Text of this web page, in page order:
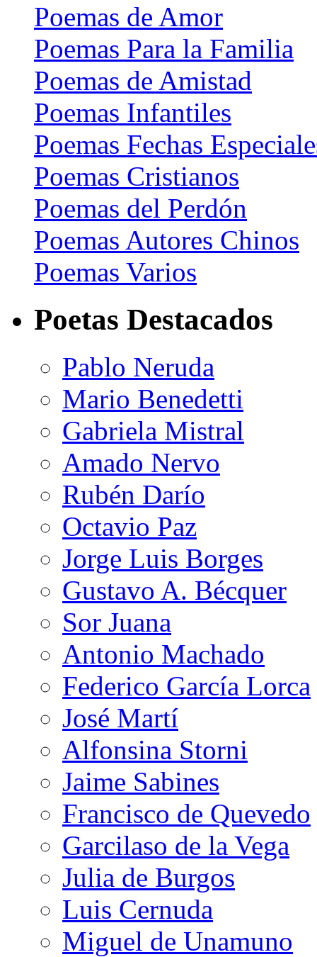
Poemas de Amor
Poemas Para la Familia
Poemas de Amistad
Poemas Infantiles
Poemas Fechas
Poemas Cristianos
Poemas del Perdón
Poemas Autores Chinos
Poemas Varios
Poetas Destacados
Pablo Neruda
Mario Benedetti
Gabriela Mistral
Amado Nervo
Rubén Darío
Octavio Paz
Jorge Luis Borges
Gustavo A. Bécquer
Sor Juana
Antonio Machado
Federico García Lorca
José Martí
Alfonsina Storni
Jaime Sabines
Francisco de Quevedo
Garcilaso de la Vega
Julia de Burgos
Luis Cernuda
Miguel de Unamuno